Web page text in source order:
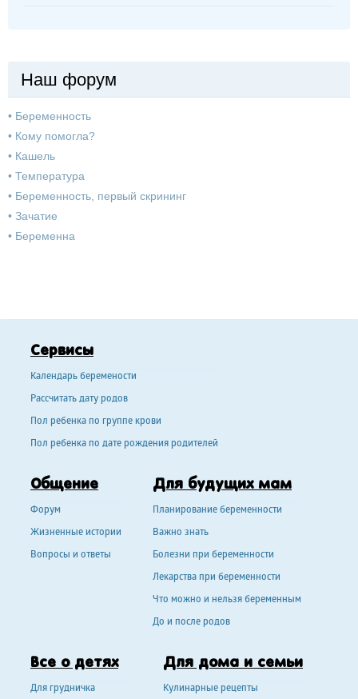
Наш форум
• Беременность
• Кому помогла?
• Кашель
• Температура
• Беременность, первый скрининг
• Зачатие
• Беременна
Сервисы
Календарь беремености
Рассчитать дату родов
Пол ребенка по группе крови
Пол ребенка по дате рождения родителей
Общение
Форум
Жизненные истории
Вопросы и ответы
Для будущих мам
Планирование беременности
Важно знать
Болезни при беременности
Лекарства при беременности
Что можно и нельзя беременным
До и после родов
Все о детях
Для грудничка
Для дома и семьи
Кулинарные рецепты